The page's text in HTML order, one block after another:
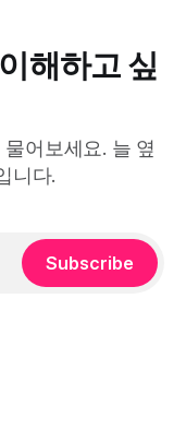
해하고 싶
어보세요. 늘 옆
니다.
Subscribe